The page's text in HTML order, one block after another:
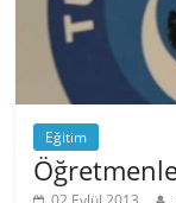
Eğitim